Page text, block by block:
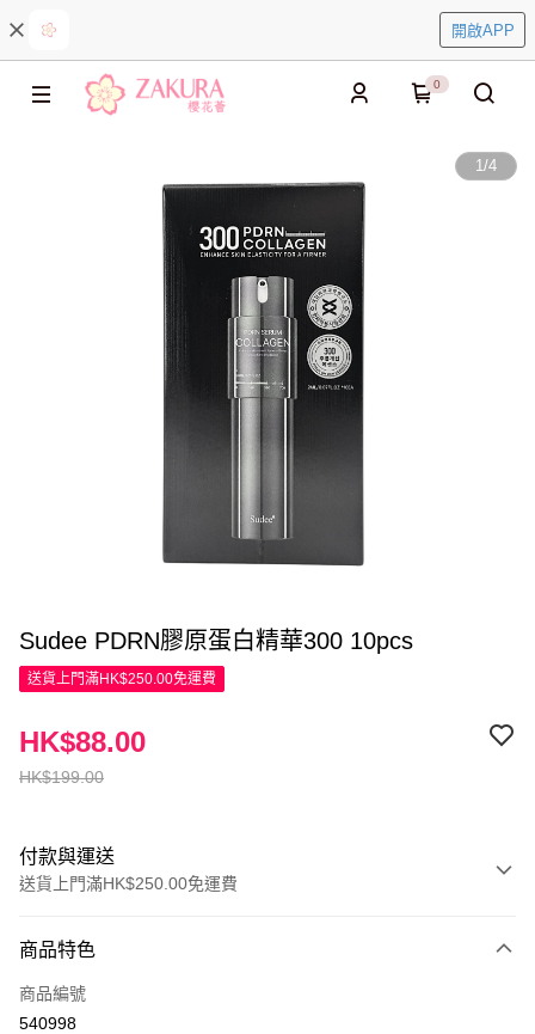
開啟APP
0
1/4
Sudee PDRN膠原蛋白精華300 10pcs
送貨上門滿HK$250.00免運費
HK$199.00
HK$88.00
付款與運送
送貨上門滿HK$250.00免運費
信用卡
Apple Pay
商品特色
商品編號
540998